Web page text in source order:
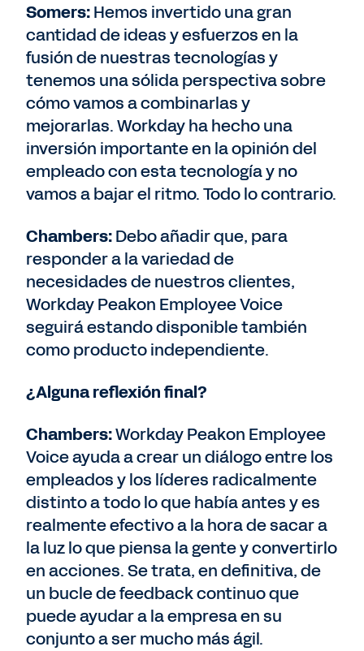
Somers:Hemos invertido una gran
cantidad de ideas y esfuerzos en la
fusión de nuestras tecnologías y
tenemos una sólida perspectiva sobre
cómo vamos a combinarlas y
mejorarlas. Workday ha hecho una
inversión importante en la opinión del
empleado con esta tecnología y no
vamos a bajar el ritmo. Todo lo contrario.
Chambers:Debo añadir que, para
responder a la variedad de
necesidades de nuestros clientes,
Workday Peakon Employee Voice
seguirá estando disponible también
como producto independiente.
¿Alguna reflexión final?
Chambers:Workday Peakon Employee
Voice ayuda a crear un diálogo entre los
empleados y los líderes radicalmente
distinto a todo lo que había antes y es
realmente efectivo a la hora de sacar a
la luz lo que piensa la gente y convertirlo
en acciones. Se trata, en definitiva, de
un bucle de feedback continuo que
puede ayudar a la empresa en su
conjunto a ser mucho más ágil.